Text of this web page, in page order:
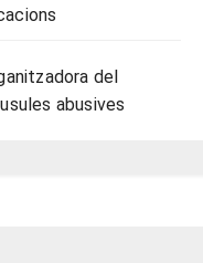
del
abusives